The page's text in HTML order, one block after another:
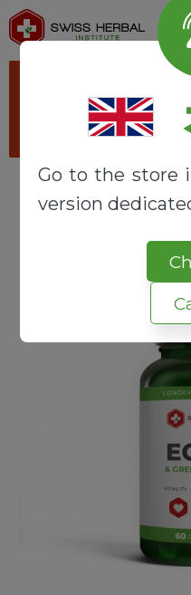
Go to the store
version
przechodząc
ręczna".
RECEPTURY